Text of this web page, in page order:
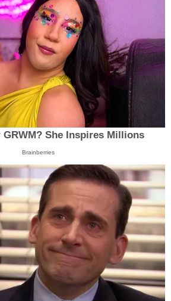
GRWM? She Inspires Millions
Brainberries